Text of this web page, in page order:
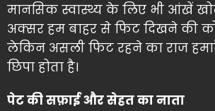
मानसिक स्वास्थ्य के लिए भी आंखें
अक्सर हम बाहर से फिट दिखने की
लेकिन असली फिट रहने का राज
छिपा होता है।
पेट की सफ़ाई और सेहत का नाता